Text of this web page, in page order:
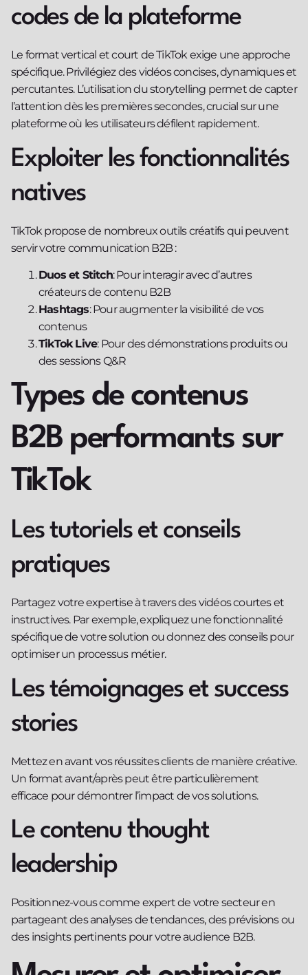
codes de la plateforme
Le format vertical et court de TikTok exige une approche
spécifique. Privilégiez des vidéos concises, dynamiques et
percutantes. L’utilisation du storytelling permet de capter
l’attention dès les premières secondes, crucial sur une
plateforme où les utilisateurs défilent rapidement.
Exploiter les fonctionnalités
natives
TikTok propose de nombreux outils créatifs qui peuvent
servir votre communication B2B :
Duos et Stitch: Pour interagir avec d’autres
créateurs de contenu B2B
Hashtags: Pour augmenter la visibilité de vos
contenus
TikTok Live: Pour des démonstrations produits ou
des sessions Q&R
Types de contenus
B2B performants sur
TikTok
Les tutoriels et conseils
pratiques
Partagez votre expertise à travers des vidéos courtes et
instructives. Par exemple, expliquez une fonctionnalité
spécifique de votre solution ou donnez des conseils pour
optimiser un processus métier.
Les témoignages et success
stories
Mettez en avant vos réussites clients de manière créative.
Un format avant/après peut être particulièrement
efficace pour démontrer l’impact de vos solutions.
Le contenu thought
leadership
Positionnez-vous comme expert de votre secteur en
partageant des analyses de tendances, des prévisions ou
des insights pertinents pour votre audience B2B.